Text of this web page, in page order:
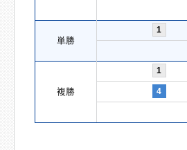
単勝
1
複勝
1
4